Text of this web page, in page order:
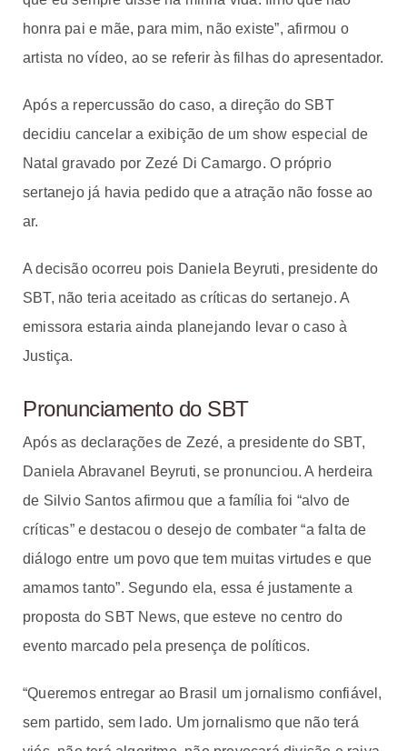
honra pai e mãe, para mim, não existe”, afirmou o
artista no vídeo, ao se referir às filhas do apresentador.
Após a repercussão do caso, a direção do SBT
decidiu cancelar a exibição de um show especial de
Natal gravado por Zezé Di Camargo. O próprio
sertanejo já havia pedido que a atração não fosse ao
ar.
A decisão ocorreu pois Daniela Beyruti, presidente do
SBT, não teria aceitado as críticas do sertanejo. A
emissora estaria ainda planejando levar o caso à
Justiça.
Pronunciamento do SBT
Após as declarações de Zezé, a presidente do SBT,
Daniela Abravanel Beyruti, se pronunciou. A herdeira
de Silvio Santos afirmou que a família foi “alvo de
críticas” e destacou o desejo de combater “a falta de
diálogo entre um povo que tem muitas virtudes e que
amamos tanto”. Segundo ela, essa é justamente a
proposta do SBT News, que esteve no centro do
evento marcado pela presença de políticos.
“Queremos entregar ao Brasil um jornalismo confiável,
sem partido, sem lado. Um jornalismo que não terá